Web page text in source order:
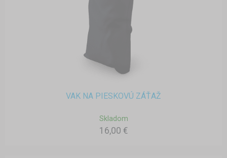
VAK NA PIESKOVÚ ZÁŤAŽ
Skladom
16,00 €